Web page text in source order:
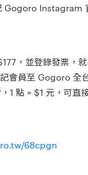
Gogoro Instagram
，並登錄發票，
會員至 Gogoro 全
，1 點 = $1 元，可直
68cpgn